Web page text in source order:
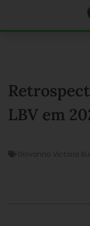
LBV em
Giovanna Victoria